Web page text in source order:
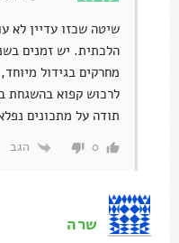
שיטה שכזו עדיין לא
הלכתית. יש זמנים
מחרקים בגידול
לרכוש קפוא בהשגחת
תודה על מתכונים
0 הגב
שרה